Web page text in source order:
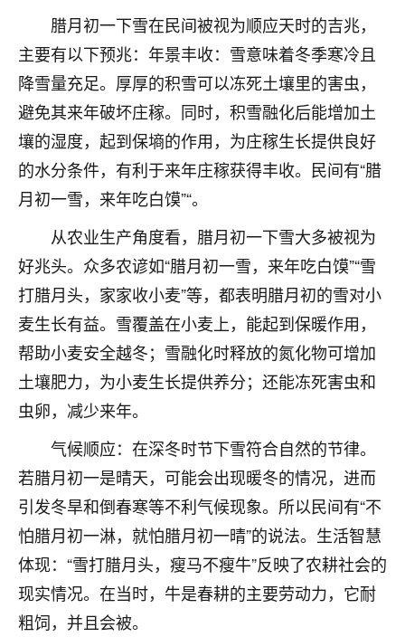
腊月初一下雪在民间被视为顺应天时的吉兆，
主要有以下预兆：年景丰收：雪意味着冬季寒冷且
降雪量充足。厚厚的积雪可以冻死土壤里的害虫，
避免其来年破坏庄稼。同时，积雪融化后能增加土
壤的湿度，起到保墒的作用，为庄稼生长提供良好
的水分条件，有利于来年庄稼获得丰收。民间有“腊
月初一雪，来年吃白馍”“。
从农业生产角度看，腊月初一下雪大多被视为
好兆头。众多农谚如“腊月初一雪，来年吃白馍”“雪
打腊月头，家家收小麦”等，都表明腊月初的雪对小
麦生长有益。雪覆盖在小麦上，能起到保暖作用，
帮助小麦安全越冬；雪融化时释放的氮化物可增加
土壤肥力，为小麦生长提供养分；还能冻死害虫和
虫卵，减少来年。
气候顺应：在深冬时节下雪符合自然的节律。
若腊月初一是晴天，可能会出现暖冬的情况，进而
引发冬旱和倒春寒等不利气候现象。所以民间有“不
怕腊月初一淋，就怕腊月初一晴”的说法。生活智慧
体现：“雪打腊月头，瘦马不瘦牛”反映了农耕社会的
现实情况。在当时，牛是春耕的主要劳动力，它耐
粗饲，并且会被。
职第一个就是我，职务无所谓，主要是底薪加了
3000，非常开心，无论如何，感恩感谢！🙏🏻
鹿森：恭喜升职加薪！！，请客吗？�
12小时前 来自北京 32
心心相印
我身体不太好，总是病病殃殃的，去检查又没什么大
题，后来无意中看到有人推荐慧来老师，跟老师聊过
之后，心情豁然开朗，也听老师建议，处理了一些因
果问题。今年以来，身体比以前好多，主要是心情好
了，老师说境随心转，现在深有体会了。
鹿森：是的，其实跟老师聊过之后，最大的感
触，首先就是心态会变好，万般皆是命，半点
不由人！
金白水清
我也想找老师看看，有没有人给个联系方式的啊？
鹿森：慧来老师微信：gjsy0624
12
青春168